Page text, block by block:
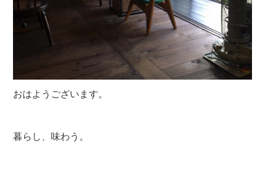
おはようございます。
暮らし、味わう。